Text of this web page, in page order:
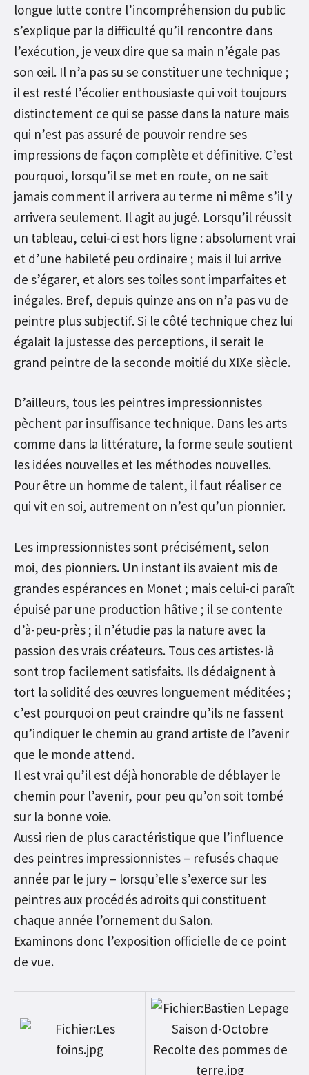
longue lutte contre l’incompréhension du public
s’explique par la difficulté qu’il rencontre dans
l’exécution, je veux dire que sa main n’égale pas
son œil. Il n’a pas su se constituer une technique ;
il est resté l’écolier enthousiaste qui voit toujours
distinctement ce qui se passe dans la nature mais
qui n’est pas assuré de pouvoir rendre ses
impressions de façon complète et définitive. C’est
pourquoi, lorsqu’il se met en route, on ne sait
jamais comment il arrivera au terme ni même s’il y
arrivera seulement. Il agit au jugé. Lorsqu’il réussit
un tableau, celui-ci est hors ligne : absolument vrai
et d’une habileté peu ordinaire ; mais il lui arrive
de s’égarer, et alors ses toiles sont imparfaites et
inégales. Bref, depuis quinze ans on n’a pas vu de
peintre plus subjectif. Si le côté technique chez lui
égalait la justesse des perceptions, il serait le
grand peintre de la seconde moitié du XIXe siècle.
D’ailleurs, tous les peintres impressionnistes
pèchent par insuffisance technique. Dans les arts
comme dans la littérature, la forme seule soutient
les idées nouvelles et les méthodes nouvelles.
Pour être un homme de talent, il faut réaliser ce
qui vit en soi, autrement on n’est qu’un pionnier.
Les impressionnistes sont précisément, selon
moi, des pionniers. Un instant ils avaient mis de
grandes espérances en Monet ; mais celui-ci paraît
épuisé par une production hâtive ; il se contente
d’à-peu-près ; il n’étudie pas la nature avec la
passion des vrais créateurs. Tous ces artistes-là
sont trop facilement satisfaits. Ils dédaignent à
tort la solidité des œuvres longuement méditées ;
c’est pourquoi on peut craindre qu’ils ne fassent
qu’indiquer le chemin au grand artiste de l’avenir
que le monde attend.
Il est vrai qu’il est déjà honorable de déblayer le
chemin pour l’avenir, pour peu qu’on soit tombé
sur la bonne voie.
Aussi rien de plus caractéristique que l’influence
des peintres impressionnistes – refusés chaque
année par le jury – lorsqu’elle s’exerce sur les
peintres aux procédés adroits qui constituent
chaque année l’ornement du Salon.
Examinons donc l’exposition officielle de ce point
de vue.